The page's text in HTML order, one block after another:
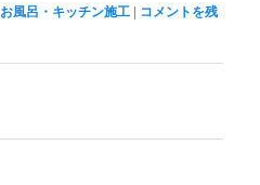
お風呂・キッチン施工 | コメントを残